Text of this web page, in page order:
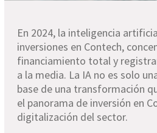
En 2024, la inteligencia
inversiones en Contech,
financiamiento total y
a la media. La IA no es solo
base de una transformación
el panorama de inversión en
digitalización del sector.